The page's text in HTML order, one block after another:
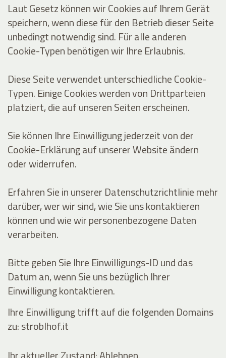
Laut Gesetz können wir Cookies auf Ihrem Gerät
speichern, wenn diese für den Betrieb dieser Seite
unbedingt notwendig sind. Für alle anderen
Cookie-Typen benötigen wir Ihre Erlaubnis.
Diese Seite verwendet unterschiedliche Cookie-
Typen. Einige Cookies werden von Drittparteien
platziert, die auf unseren Seiten erscheinen.
Sie können Ihre Einwilligung jederzeit von der
Cookie-Erklärung auf unserer Website ändern
oder widerrufen.
Erfahren Sie in unserer Datenschutzrichtlinie mehr
darüber, wer wir sind, wie Sie uns kontaktieren
können und wie wir personenbezogene Daten
verarbeiten.
Bitte geben Sie Ihre Einwilligungs-ID und das
Datum an, wenn Sie uns bezüglich Ihrer
Einwilligung kontaktieren.
Ihre Einwilligung trifft auf die folgenden Domains
zu: stroblhof.it